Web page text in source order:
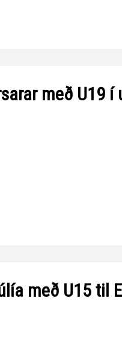
með U19 í
með U15 til